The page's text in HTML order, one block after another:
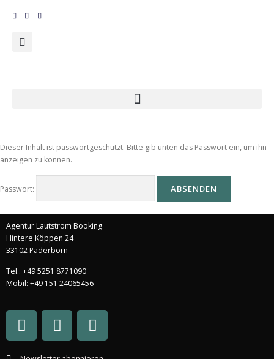
Dieser Inhalt ist passwortgeschützt. Bitte gib unten das Passwort ein, um ihn
anzeigen zu können.
Passwort:
Agentur Lautstrom Booking
Hintere Köppen 24
33102 Paderborn
Tel.: +49 5251 8771090
Mobil: +49 151 24065456